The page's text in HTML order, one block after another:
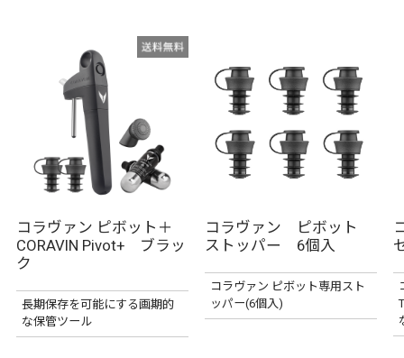
コラヴァン ピボット＋
CORAVIN Pivot+ ブラッ
ク
長期保存を可能にする画期的
な保管ツール
コラヴァン ピボット
ストッパー 6個入
コラヴァン ピボット専用スト
ッパー(6個入)